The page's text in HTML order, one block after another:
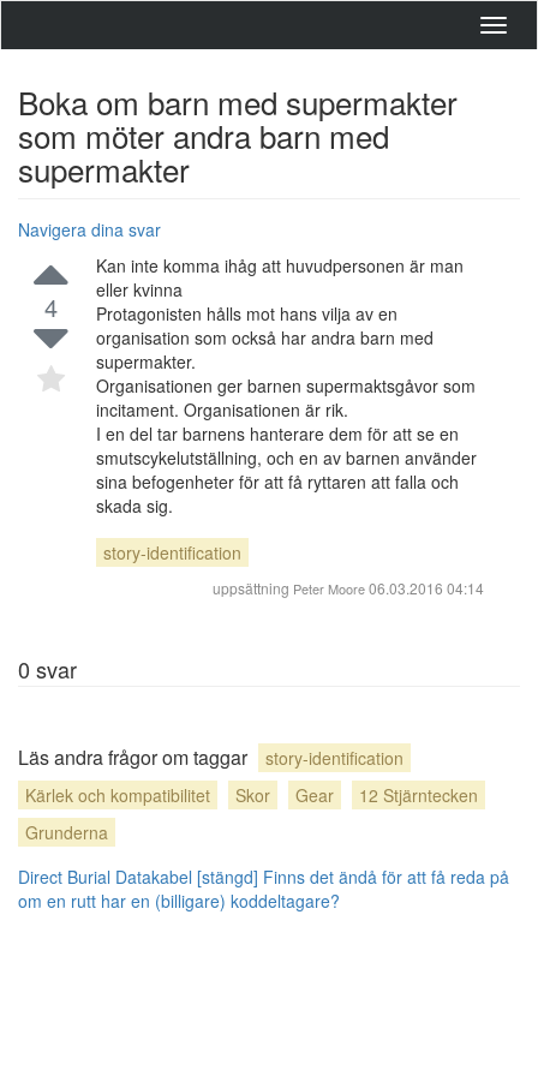
Boka om barn med supermakter
som möter andra barn med
supermakter
Navigera dina svar
4
Kan inte komma ihåg att huvudpersonen är man
eller kvinna
Protagonisten hålls mot hans vilja av en
organisation som också har andra barn med
supermakter.
Organisationen ger barnen supermaktsgåvor som
incitament. Organisationen är rik.
I en del tar barnens hanterare dem för att se en
smutscykelutställning, och en av barnen använder
sina befogenheter för att få ryttaren att falla och
skada sig.
story-identification
uppsättning Peter Moore06.03.2016 04:14
0 svar
Läs andra frågor om taggar
story-identification
Kärlek och kompatibilitet
Skor Gear
12 Stjärntecken
Grunderna
Direct Burial Datakabel [stängd] Finns det ändå för att få reda på
om en rutt har en (billigare) koddeltagare?